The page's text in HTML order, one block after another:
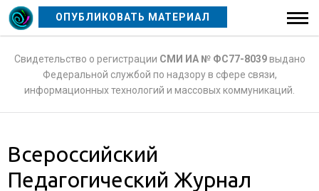
ОПУБЛИКОВАТЬ МАТЕРИАЛ
Свидетельство о регистрации СМИ ИА № ФС77-8039выдано
Федеральной службой по надзору в сфере связи,
информационных технологий и массовых коммуникаций.
Всероссийский
Педагогический Журнал